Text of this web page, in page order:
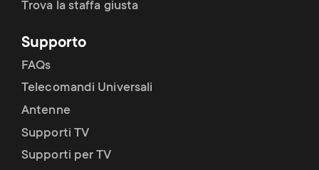
Trova la staffa giusta
Supporto
FAQs
Telecomandi Universali
Antenne
Supporti TV
Supporti per TV